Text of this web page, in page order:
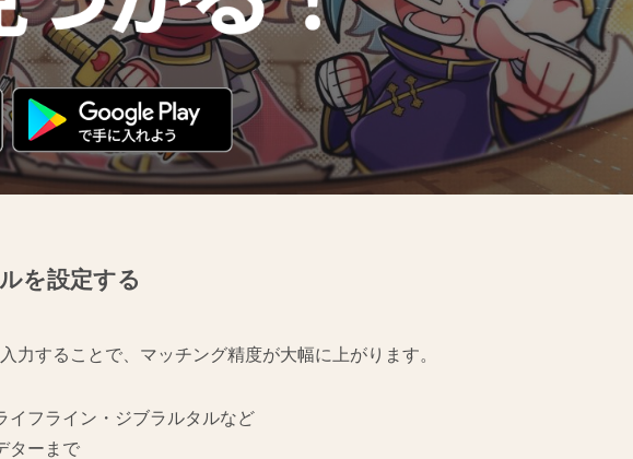
を設定する
力することで、マッチング精度が大幅に上がります。
フライン・ジブラルタルなど
ターまで